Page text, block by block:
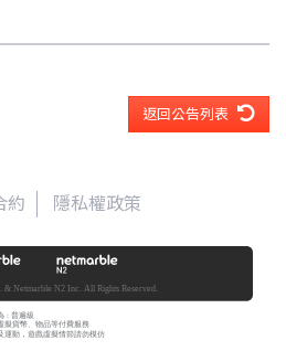
返回公告列表
約 隱私權政策